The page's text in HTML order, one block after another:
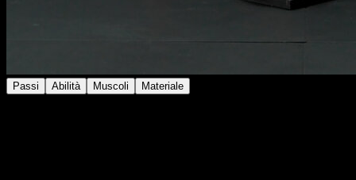
Passi Abilità Muscoli Materiale